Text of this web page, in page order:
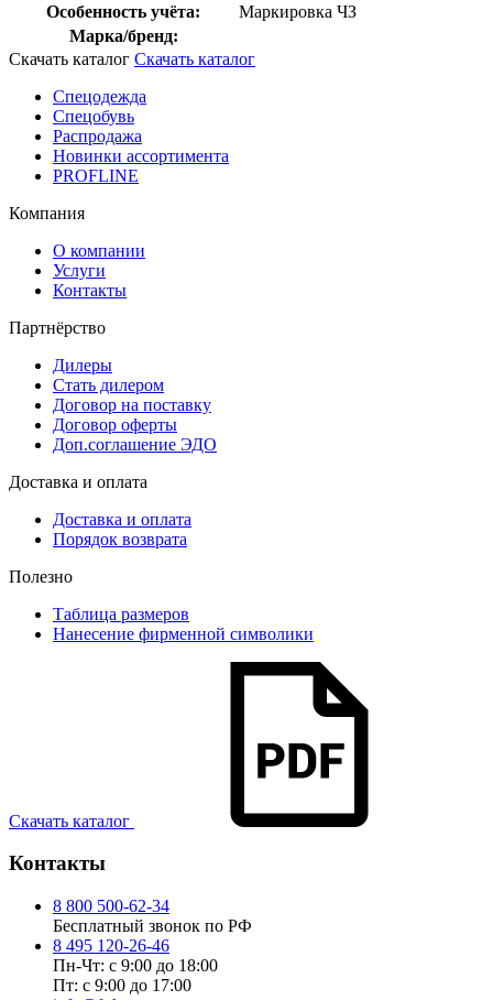
Особенность учёта:
Маркировка ЧЗ
Марка/бренд:
Скачать каталог Скачать каталог
Спецодежда
Спецобувь
Распродажа
Новинки ассортимента
PROFLINE
Компания
О компании
Услуги
Контакты
Партнёрство
Дилеры
Стать дилером
Договор на поставку
Договор оферты
Доп.соглашение ЭДО
Доставка и оплата
Доставка и оплата
Порядок возврата
Полезно
Таблица размеров
Нанесение фирменной символики
Скачать каталог
Контакты
8 800 500-62-34
Бесплатный звонок по РФ
8 495 120-26-46
Пн-Чт: с 9:00 до 18:00
Пт: с 9:00 до 17:00